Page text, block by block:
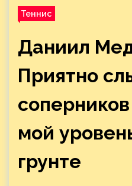
Теннис
Даниил
Приятно
мой
грунте